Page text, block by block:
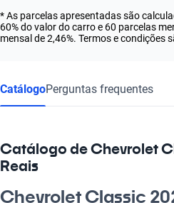
* As parcelas apresentadas são
60% do valor do carro e 60 parcelas
mensal de 2,46%. Termos e condições
CatálogoPerguntas frequentes
Catálogo de Chevrolet
Reais
Chevrolet Classic